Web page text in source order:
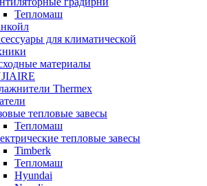
Тепломаш
для климатической
материалы
Thermex
тепловые завесы
Тепломаш
тепловые завесы
Timberk
Тепломаш
Hyundai